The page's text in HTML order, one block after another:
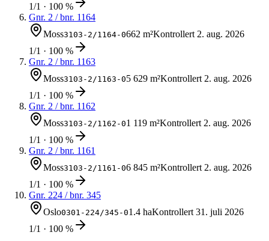
1/1 · 100 %
Gnr. 2 / bnr. 1164
Moss3103-2/1164-0662 m²Kontrollert 2. aug. 2026
1/1 · 100 %
Gnr. 2 / bnr. 1163
Moss3103-2/1163-05 629 m²Kontrollert 2. aug. 2026
1/1 · 100 %
Gnr. 2 / bnr. 1162
Moss3103-2/1162-01 119 m²Kontrollert 2. aug. 2026
1/1 · 100 %
Gnr. 2 / bnr. 1161
Moss3103-2/1161-06 845 m²Kontrollert 2. aug. 2026
1/1 · 100 %
Gnr. 224 / bnr. 345
Oslo0301-224/345-01.4 haKontrollert 31. juli 2026
1/1 · 100 %